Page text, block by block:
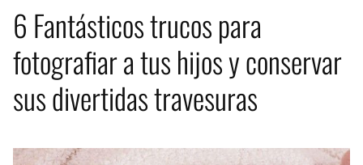
6 Fantásticos trucos para
fotografiar a tus hijos y conservar
sus divertidas travesuras